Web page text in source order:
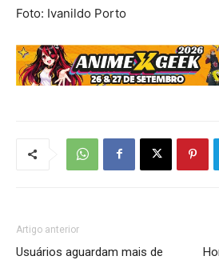
Foto: Ivanildo Porto
Artigo anterior
Usuários aguardam mais de